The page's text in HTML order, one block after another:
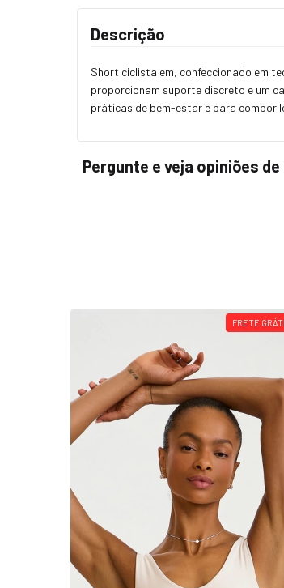
Descrição
Short ciclista em, confeccionado em
proporcionam suporte discreto e um
práticas de bem-estar e para compor
Pergunte e veja opiniões
FRETE